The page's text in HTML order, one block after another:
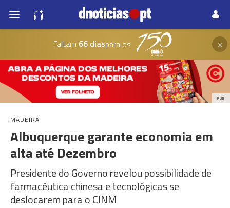
Faltam 66 diaspara os ×
PUB
MADEIRA
Albuquerque garante economia em
alta até Dezembro
Presidente do Governo revelou possibilidade de
farmacêutica chinesa e tecnológicas se
deslocarem para o CINM